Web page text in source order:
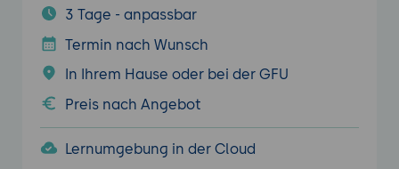
3 Tage - anpassbar
Termin nach Wunsch
In Ihrem Hause oder bei der GFU
Preis nach Angebot
Lernumgebung in der Cloud